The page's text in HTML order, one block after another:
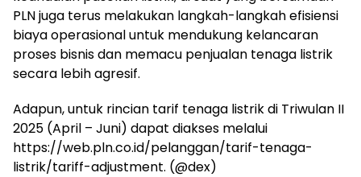
PLN juga terus melakukan langkah-langkah efisiensi
biaya operasional untuk mendukung kelancaran
proses bisnis dan memacu penjualan tenaga listrik
secara lebih agresif.
Adapun, untuk rincian tarif tenaga listrik di Triwulan II
2025 (April – Juni) dapat diakses melalui
https://web.pln.co.id/pelanggan/tarif-tenaga-
listrik/tariff-adjustment. (@dex)